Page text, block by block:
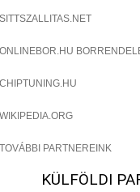
SITTSZALLITAS.NET
ONLINEBOR.HU
CHIPTUNING.HU
WIKIPEDIA.ORG
TOVÁBBI PARTNEREINK
KÜLFÖLDI